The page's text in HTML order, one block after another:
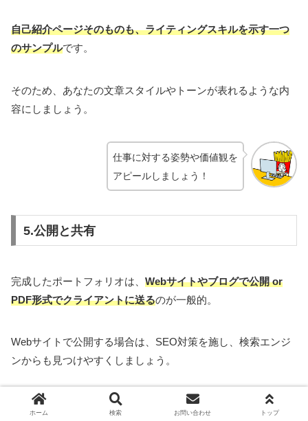
自己紹介ページそのものも、ライティングスキルを示す一つ
のサンプルです。
そのため、あなたの文章スタイルやトーンが表れるような内
容にしましょう。
仕事に対する姿勢や価値観を
アピールしましょう！
5.公開と共有
完成したポートフォリオは、 Webサイトやブログで公開 or
PDF形式でクライアントに送るのが一般的。
Webサイトで公開する場合は、SEO対策を施し、検索エンジ
ンからも見つけやすくしましょう。
SEO検定1級に一発合格！勉強のコツや方法を徹底解
説
ホーム 検索 お問い合わせ トップ